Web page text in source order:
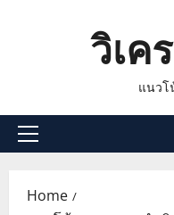
วิเค
แนวโ
Primary
Home